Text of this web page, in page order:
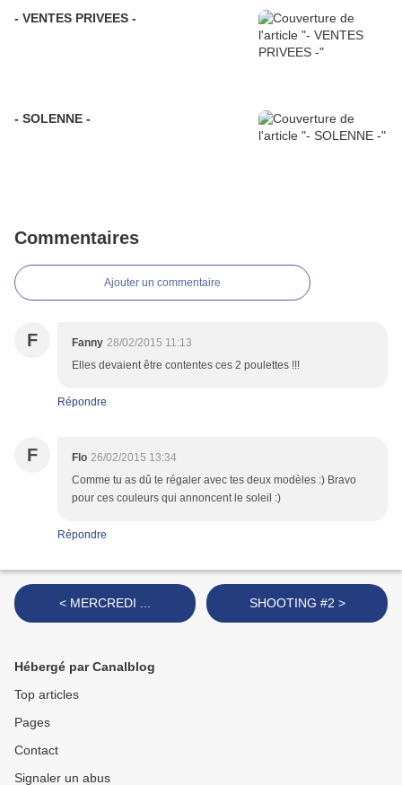
- VENTES PRIVEES -
- SOLENNE -
Commentaires
Ajouter un commentaire
F Fanny 28/02/2015 11:13
Elles devaient être contentes ces 2 poulettes !!!
Répondre
F Flo 26/02/2015 13:34
Comme tu as dû te régaler avec tes deux modèles :) Bravo
pour ces couleurs qui annoncent le soleil :)
Répondre
< MERCREDI ... SHOOTING #2 >
Hébergé par Canalblog
Top articles
Pages
Contact
Signaler un abus